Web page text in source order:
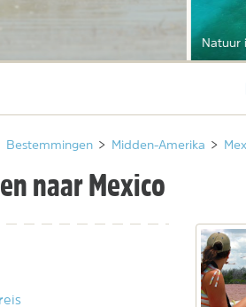
Natuur
Bestemmingen > Midden-Amerika >
naar Mexico